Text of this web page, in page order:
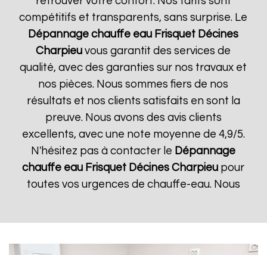
compétitifs et transparents, sans surprise. Le
Dépannage chauffe eau Frisquet Décines
Charpieu vous garantit des services de
qualité, avec des garanties sur nos travaux et
nos pièces. Nous sommes fiers de nos
résultats et nos clients satisfaits en sont la
preuve. Nous avons des avis clients
excellents, avec une note moyenne de 4,9/5.
N'hésitez pas à contacter le Dépannage
chauffe eau Frisquet Décines Charpieu pour
toutes vos urgences de chauffe-eau. Nous